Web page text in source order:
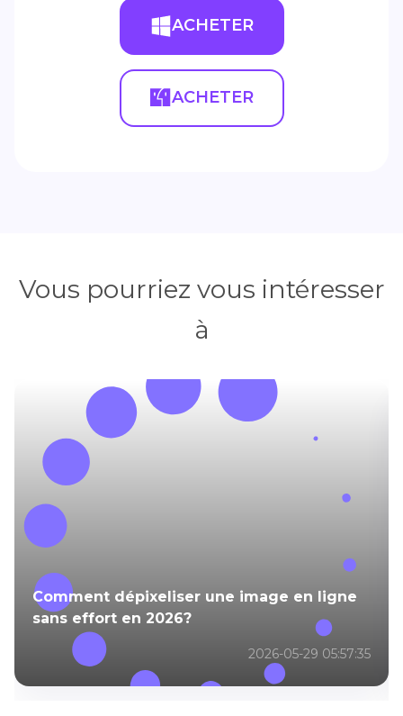
ACHETER
ACHETER
Vous pourriez vous intéresser
à
Comment dépixeliser une image en ligne
sans effort en 2026?
2026-05-29 05:57:35